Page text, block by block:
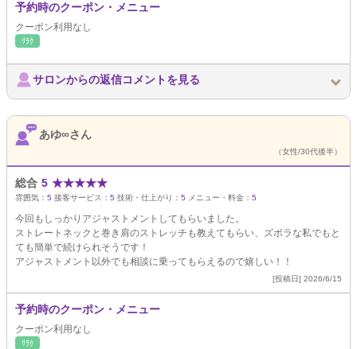
予約時のクーポン・メニュー
クーポン利用なし
ﾘﾗｸ
サロンからの返信コメントを見る
あゆ∞さん
（女性/30代後半）
総合 5 ★★★★★
雰囲気： 5 接客サービス： 5 技術・仕上がり： 5 メニュー・料金： 5
今回もしっかりアジャストメントしてもらいました。
ストレートネックと巻き肩のストレッチも教えてもらい、ズボラな私でもと
ても簡単で続けられそうです！
アジャストメント以外でも相談に乗ってもらえるので嬉しい！！
[投稿日] 2026/6/15
予約時のクーポン・メニュー
クーポン利用なし
ﾘﾗｸ